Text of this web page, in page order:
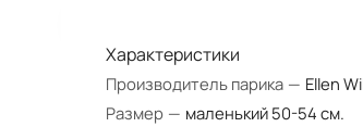
Характеристики
Производитель парика — Ellen
Размер — маленький 50-54 см.